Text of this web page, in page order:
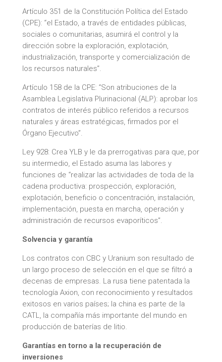
Artículo 351 de la Constitución Política del Estado
(CPE): “el Estado, a través de entidades públicas,
sociales o comunitarias, asumirá el control y la
dirección sobre la exploración, explotación,
industrialización, transporte y comercialización de
los recursos naturales”.
Artículo 158 de la CPE: “Son atribuciones de la
Asamblea Legislativa Plurinacional (ALP): aprobar los
contratos de interés público referidos a recursos
naturales y áreas estratégicas, firmados por el
Órgano Ejecutivo”.
Ley 928: Crea YLB y le da prerrogativas para que, por
su intermedio, el Estado asuma las labores y
funciones de “realizar las actividades de toda de la
cadena productiva: prospección, exploración,
explotación, beneficio o concentración, instalación,
implementación, puesta en marcha, operación y
administración de recursos evaporíticos”.
Solvencia y garantía
Los contratos con CBC y Uranium son resultado de
un largo proceso de selección en el que se filtró a
decenas de empresas. La rusa tiene patentada la
tecnología Axion, con reconocimiento y resultados
exitosos en varios países; la china es parte de la
CATL, la compañía más importante del mundo en
producción de baterías de litio.
Garantías en torno a la recuperación de
inversiones